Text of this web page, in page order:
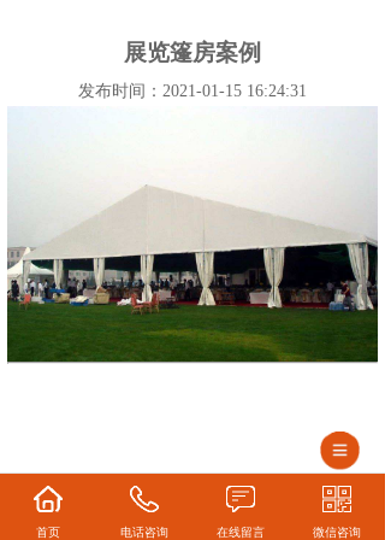
展览篷房案例
发布时间：2021-01-15 16:24:31
首页 电话咨询 在线留言 微信咨询